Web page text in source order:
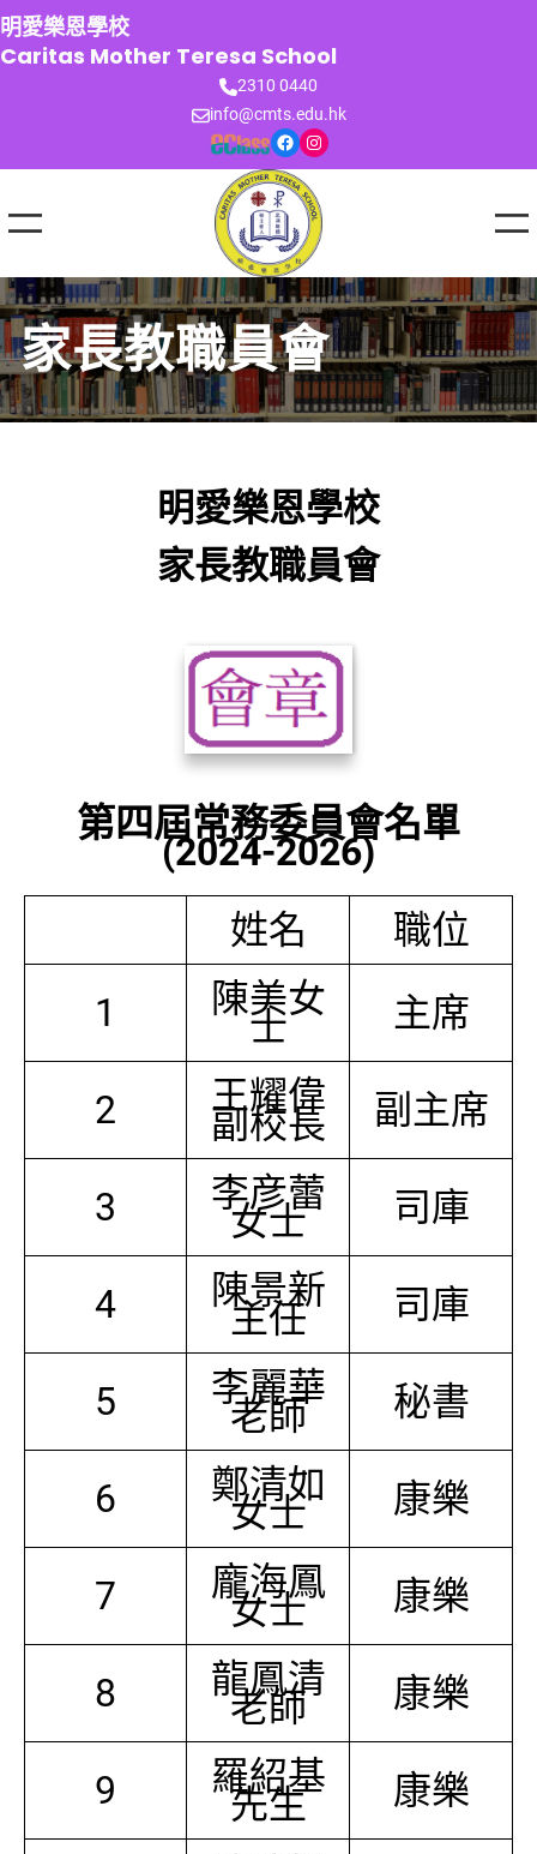
跳
至
主
明愛樂恩學校
Caritas Mother Teresa School
2310 0440
info@cmts.edu.hk
Facebook Instagram
家長教職員會
明愛樂恩學校
家長教職員會
第四屆常務委員會名單
(2024-2026)
姓名
職位
1
陳美女
士 主席
2 王耀偉
副校長 副主席
3 李彦蕾
女士 司庫
4 陳景新
主任 司庫
5 李麗華
老師 秘書
6 鄭清如
女士 康樂
7 龐海鳳
女士 康樂
8 龍鳳清
老師 康樂
9 羅紹基
先生 康樂